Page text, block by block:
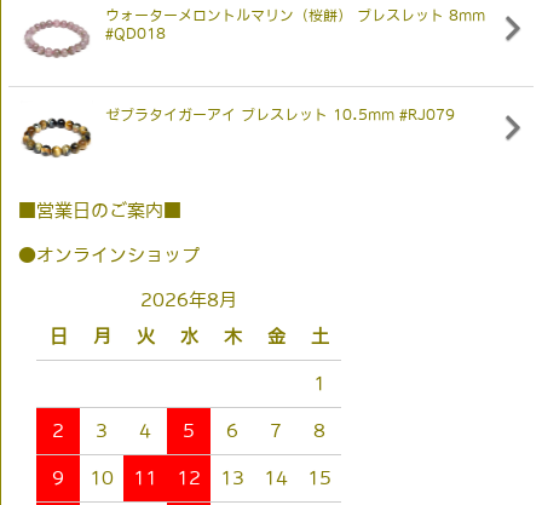
ウォーターメロントルマリン（桜餅） ブレスレット 8mm
#QD018
ゼブラタイガーアイ ブレスレット 10.5mm #RJ079
■営業日のご案内■
●オンラインショップ
2026年8月
日
月 火 水 木 金 土
1
2 3 4 5 6 7 8
9 10 11 12 13 14 15